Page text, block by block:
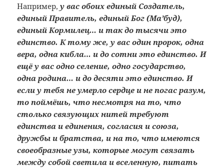
Например,у вас обоих единый Создатель,
единый Правитель, единый Бог (Ма’буд),
единый Кормилец… и так до тысячи это
единство. К тому же, у вас один пророк, одна
вера, одна кибла… и до сотни это единство. И
ещё у вас одно селение, одно государство,
одна родина… и до десяти это единство. И
если у тебя не умерло сердце и не погас разум,
то поймёшь, что несмотря на то, что
столько связующих нитей требуют
единства и единения, согласия и союза,
дружбы и братства, и на то, что имеются
своеобразные узы, которые могут связать
между собой светила и вселенную, питать